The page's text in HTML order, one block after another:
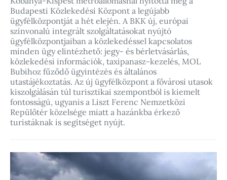
Budapesti Közlekedési Központ a legújabb
ügyfélközpontját a hét elején. A BKK új, európai
színvonalú integrált szolgáltatásokat nyújtó
ügyfélközpontjaiban a közlekedéssel kapcsolatos
minden ügy elintézhető: jegy- és bérletvásárlás,
közlekedési információk, taxipanasz-kezelés, MOL
Bubihoz fűződő ügyintézés és általános
utastájékoztatás. Az új ügyfélközpont a fővárosi utasok
kiszolgálásán túl turisztikai szempontból is kiemelt
fontosságú, ugyanis a Liszt Ferenc Nemzetközi
Repülőtér közelsége miatt a hazánkba érkező
turistáknak is segítséget nyújt.